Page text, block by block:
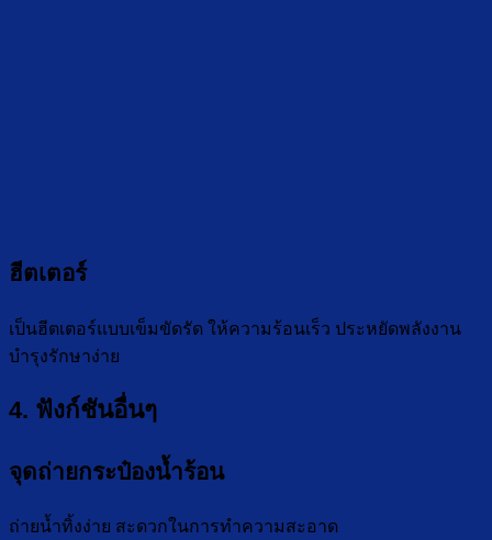
ฮีตเตอร์
เป็นฮีตเตอร์แบบเข็มขัดรัด ให้ความร้อนเร็ว ประหยัดพลังงาน
บำรุงรักษาง่าย
4. ฟังก์ชันอื่นๆ
จุดถ่ายกระป๋องน้ำร้อน
ถ่ายน้ำทิ้งง่าย สะดวกในการทำความสะอาด